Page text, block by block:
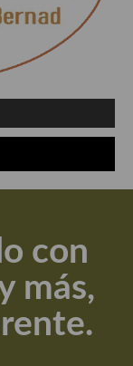
importantes
con
más,